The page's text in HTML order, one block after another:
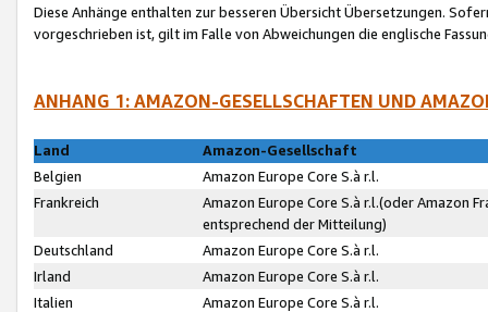
Diese Anhänge enthalten zur besseren Übersicht Übersetzungen.
vorgeschrieben ist, gilt im Falle von Abweichungen die englische
ANHANG 1: AMAZON-GESELLSCHAFTEN UND
Land
Amazon-Gesellschaft
Belgien
Amazon Europe Core S.à r.l.
Frankreich
Amazon Europe Core S.à r.l.(oder Amazon
entsprechend der Mitteilung)
Deutschland
Amazon Europe Core S.à r.l.
Irland
Amazon Europe Core S.à r.l.
Italien
Amazon Europe Core S.à r.l.